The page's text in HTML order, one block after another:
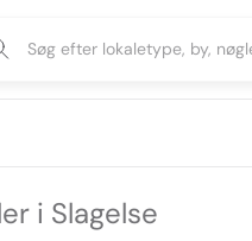
i Slagelse